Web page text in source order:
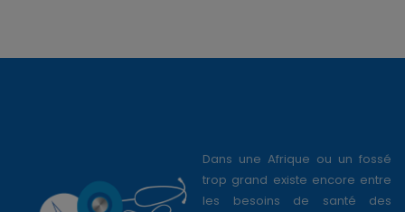
Dans une Afrique ou un fossé
trop grand existe encore entre
les besoins de santé des